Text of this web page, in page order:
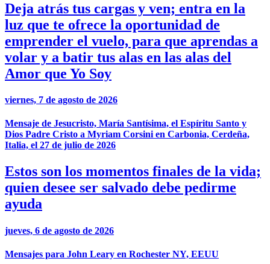
Deja atrás tus cargas y ven; entra en la
luz que te ofrece la oportunidad de
emprender el vuelo, para que aprendas a
volar y a batir tus alas en las alas del
Amor que Yo Soy
viernes, 7 de agosto de 2026
Mensaje de Jesucristo, María Santísima, el Espíritu Santo y
Dios Padre Cristo a Myriam Corsini en Carbonia, Cerdeña,
Italia, el 27 de julio de 2026
Estos son los momentos finales de la vida;
quien desee ser salvado debe pedirme
ayuda
jueves, 6 de agosto de 2026
Mensajes para John Leary en Rochester NY, EEUU